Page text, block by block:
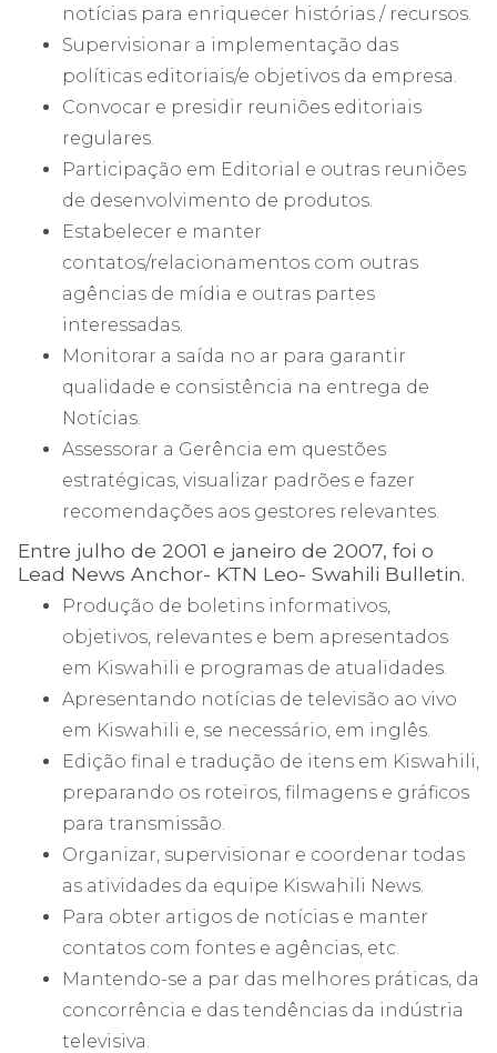
notícias para enriquecer histórias / recursos.
Supervisionar a implementação das
políticas editoriais/e objetivos da empresa.
Convocar e presidir reuniões editoriais
regulares.
Participação em Editorial e outras reuniões
de desenvolvimento de produtos.
Estabelecer e manter
contatos/relacionamentos com outras
agências de mídia e outras partes
interessadas.
Monitorar a saída no ar para garantir
qualidade e consistência na entrega de
Notícias.
Assessorar a Gerência em questões
estratégicas, visualizar padrões e fazer
recomendações aos gestores relevantes.
Entre julho de 2001 e janeiro de 2007, foi o
Lead News Anchor- KTN Leo- Swahili Bulletin.
Produção de boletins informativos,
objetivos, relevantes e bem apresentados
em Kiswahili e programas de atualidades.
Apresentando notícias de televisão ao vivo
em Kiswahili e, se necessário, em inglês.
Edição final e tradução de itens em Kiswahili,
preparando os roteiros, filmagens e gráficos
para transmissão.
Organizar, supervisionar e coordenar todas
as atividades da equipe Kiswahili News.
Para obter artigos de notícias e manter
contatos com fontes e agências, etc.
Mantendo-se a par das melhores práticas, da
concorrência e das tendências da indústria
televisiva.